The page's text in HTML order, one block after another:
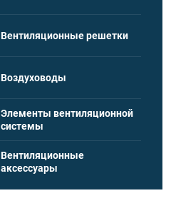
Вентиляционные решетки
Воздуховоды
Элементы вентиляционной
системы
Вентиляционные
аксессуары